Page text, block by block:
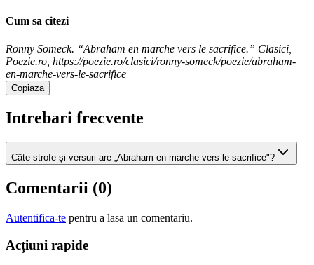
Cum sa citezi
Ronny Someck. “Abraham en marche vers le sacrifice.” Clasici,
Poezie.ro, https://poezie.ro/clasici/ronny-someck/poezie/abraham-
en-marche-vers-le-sacrifice
Copiaza
Intrebari frecvente
Câte strofe și versuri are „Abraham en marche vers le sacrifice"?
Comentarii (0)
Autentifica-te pentru a lasa un comentariu.
Acțiuni rapide